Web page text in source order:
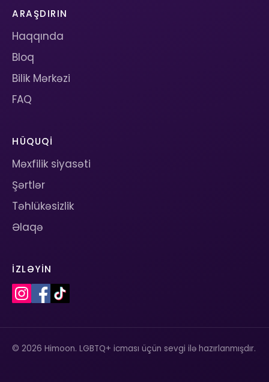
ARAŞDIRIN
Haqqında
Bloq
Bilik Mərkəzi
FAQ
HÜQUQI
Məxfilik siyasəti
Şərtlər
Təhlükəsizlik
Əlaqə
İZLƏYIN
© 2026 Himoon. LGBTQ+ icması üçün sevgi ilə hazırlanmışdır.